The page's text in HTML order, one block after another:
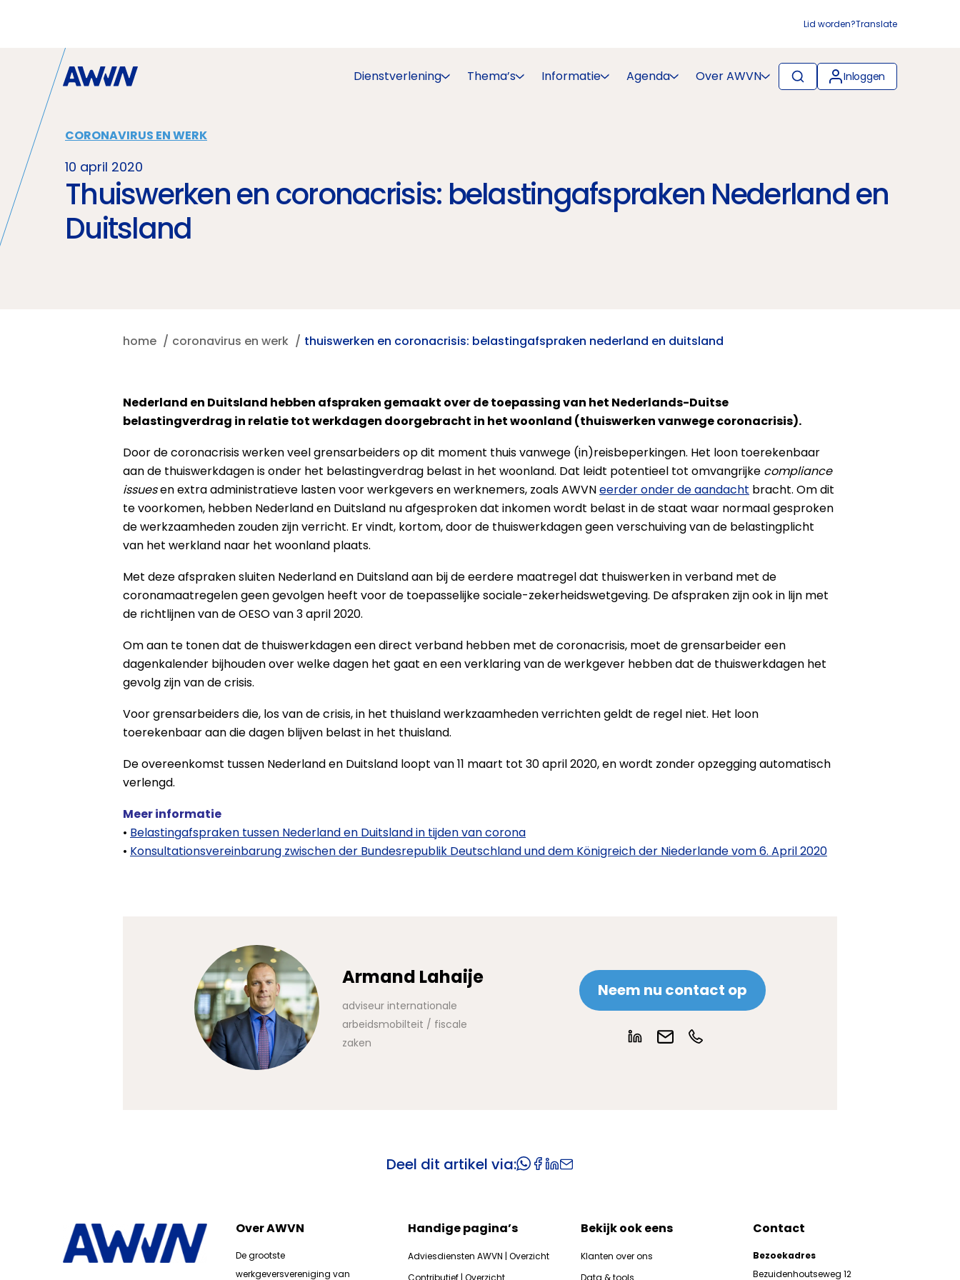
Lid worden?Translate
Dienstverlening Thema’s Informatie Agenda Over AWVN Inloggen
CORONAVIRUS EN WERK
10 april 2020
Thuiswerken en coronacrisis: belastingafspraken Nederland en
Duitsland
home coronavirus en werk thuiswerken en coronacrisis: belastingafspraken nederland en duitsland
Nederland en Duitsland hebben afspraken gemaakt over de toepassing van het Nederlands-Duitse
belastingverdrag in relatie tot werkdagen doorgebracht in het woonland (thuiswerken vanwege coronacrisis).
Door de coronacrisis werken veel grensarbeiders op dit moment thuis vanwege (in)reisbeperkingen. Het loon toerekenbaar
aan de thuiswerkdagen is onder het belastingverdrag belast in het woonland. Dat leidt potentieel tot omvangrijke compliance
issuesen extra administratieve lasten voor werkgevers en werknemers, zoals AWVNeerder onder de aandacht bracht. Om dit
te voorkomen, hebben Nederland en Duitsland nu afgesproken dat inkomen wordt belast in de staat waar normaal gesproken
de werkzaamheden zouden zijn verricht. Er vindt, kortom, door de thuiswerkdagen geen verschuiving van de belastingplicht
van het werkland naar het woonland plaats.
Met deze afspraken sluiten Nederland en Duitsland aan bij de eerdere maatregel dat thuiswerken in verband met de
coronamaatregelen geen gevolgen heeft voor de toepasselijke sociale-zekerheidswetgeving. De afspraken zijn ook in lijn met
de richtlijnen van de OESO van 3 april 2020.
Om aan te tonen dat de thuiswerkdagen een direct verband hebben met de coronacrisis, moet de grensarbeider een
dagenkalender bijhouden over welke dagen het gaat en een verklaring van de werkgever hebben dat de thuiswerkdagen het
gevolg zijn van de crisis.
Voor grensarbeiders die, los van de crisis, in het thuisland werkzaamheden verrichten geldt de regel niet. Het loon
toerekenbaar aan die dagen blijven belast in het thuisland.
De overeenkomst tussen Nederland en Duitsland loopt van 11 maart tot 30 april 2020, en wordt zonder opzegging automatisch
verlengd.
Meer informatie
• Belastingafspraken tussen Nederland en Duitsland in tijden van corona
• Kon­sul­ta­ti­ons­ver­ein­ba­rung zwi­schen der Bun­des­re­pu­blik Deutsch­land und dem Kö­nig­reich der Nie­der­lan­de vom 6. April 2020
Armand Lahaije
adviseur internationale
arbeidsmobilteit / fiscale
zaken
Neem nu contact op
Deel dit artikel via:
Over AWVN
De grootste
werkgeversvereniging van
Handige pagina’s
Adviesdiensten AWVN | Overzicht
Contributief | Overzicht
Bekijk ook eens
Klanten over ons
Data & tools
Contact
Bezoekadres
Bezuidenhoutseweg 12